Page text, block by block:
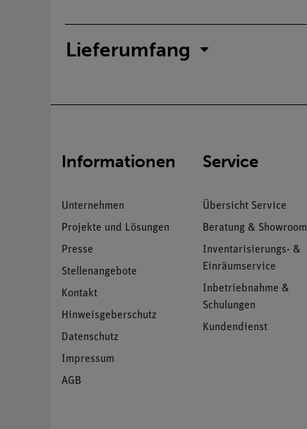
Lieferumfang
Informationen
Unternehmen
Projekte und Lösungen
Presse
Stellenangebote
Kontakt
Hinweisgeberschutz
Datenschutz
Impressum
AGB
Service
Übersicht Service
Beratung & Showroom
Inventarisierungs- &
Einräumservice
Inbetriebnahme &
Schulungen
Kundendienst